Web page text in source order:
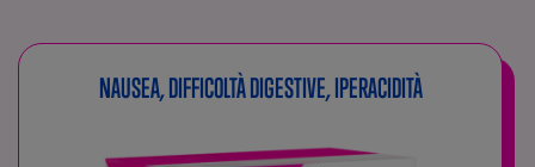
NAUSEA, DIFFICOLTÀ DIGESTIVE, IPERACIDITÀ